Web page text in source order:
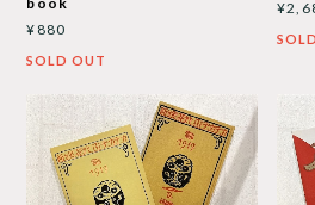
¥880
SOLD OUT